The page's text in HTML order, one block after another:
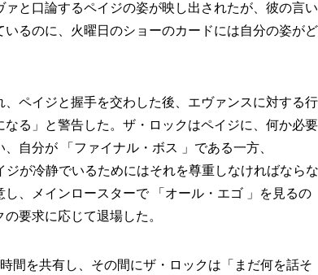
と口論するペイジの姿が映し出されたが、彼の言い
るのに、火曜日のショーのカードには自分の姿がど
ペイジと握手を交わした後、エヴァンスに対する行
る」と警告した。ザ・ロックはペイジに、何か必要
自分が 「ファイナル・ボス 」である一方、
ジが冷静でいるためにはそれを尊重しなければならな
、メインロースターで 「オール・エゴ 」を見るの
要求に応じて退場した。
間を共有し、その間にザ・ロックは「まだ何を話そ